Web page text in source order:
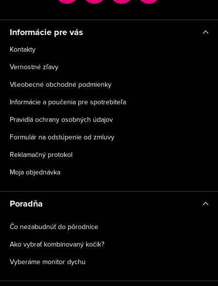
e
Informácie pre vás
Kontakty
Vernostné zľavy
Všeobecné obchodné podmienky
Informácie a poučenia pre spotrebiteľa
Pravidlá ochrany osobných údajov
Formulár na odstúpenie od zmluvy
Reklamačný protokol
Moja objednávka
Poradňa
Čo nezabudnúť do pôrodnice
Ako vybrať kombinovaný kočík?
Vyberáme monitor dychu